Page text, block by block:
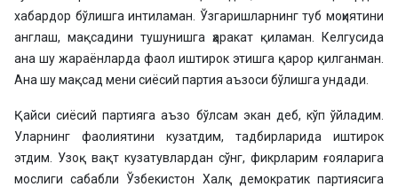
хабардор бўлишга интиламан. Ўзгаришларнинг туб моҳиятини
англаш, мақсадини тушунишга ҳаракат қиламан. Келгусида
ана шу жараёнларда фаол иштирок этишга қарор қилганман.
Ана шу мақсад мени сиёсий партия аъзоси бўлишга ундади.
Қайси сиёсий партияга аъзо бўлсам экан деб, кўп ўйладим.
Уларнинг фаолиятини кузатдим, тадбирларида иштирок
этдим. Узоқ вақт кузатувлардан сўнг, фикрларим ғояларига
мослиги сабабли Ўзбекистон Халқ демократик партиясига